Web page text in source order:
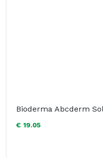
Bioderma Abcderm
€ 19.05